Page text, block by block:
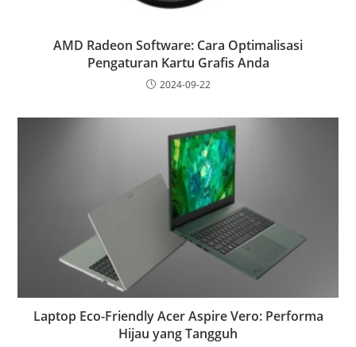
AMD Radeon Software: Cara Optimalisasi
Pengaturan Kartu Grafis Anda
2024-09-22
Laptop Eco-Friendly Acer Aspire Vero: Performa
Hijau yang Tangguh